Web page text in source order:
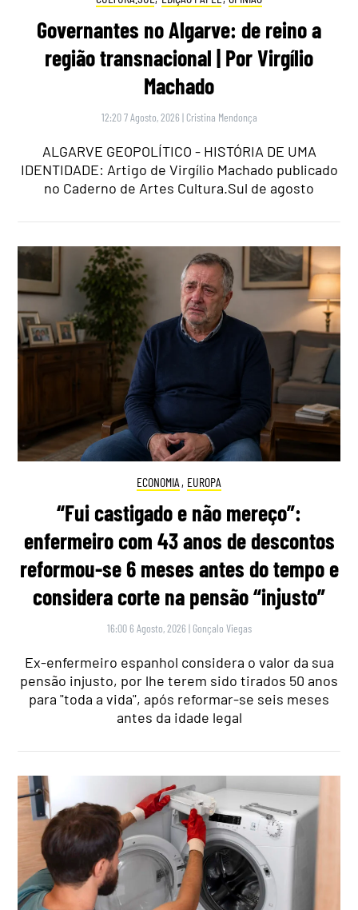
Governantes no Algarve: de reino a
região transnacional | Por Virgílio
Machado
12:20 7 Agosto, 2026 | Cristina Mendonça
ALGARVE GEOPOLÍTICO - HISTÓRIA DE UMA
IDENTIDADE: Artigo de Virgílio Machado publicado
no Caderno de Artes Cultura.Sul de agosto
ECONOMIA , EUROPA
“Fui castigado e não mereço”:
enfermeiro com 43 anos de descontos
reformou-se 6 meses antes do tempo e
considera corte na pensão “injusto”
16:00 6 Agosto, 2026 | Gonçalo Viegas
Ex-enfermeiro espanhol considera o valor da sua
pensão injusto, por lhe terem sido tirados 50 anos
para "toda a vida", após reformar-se seis meses
antes da idade legal